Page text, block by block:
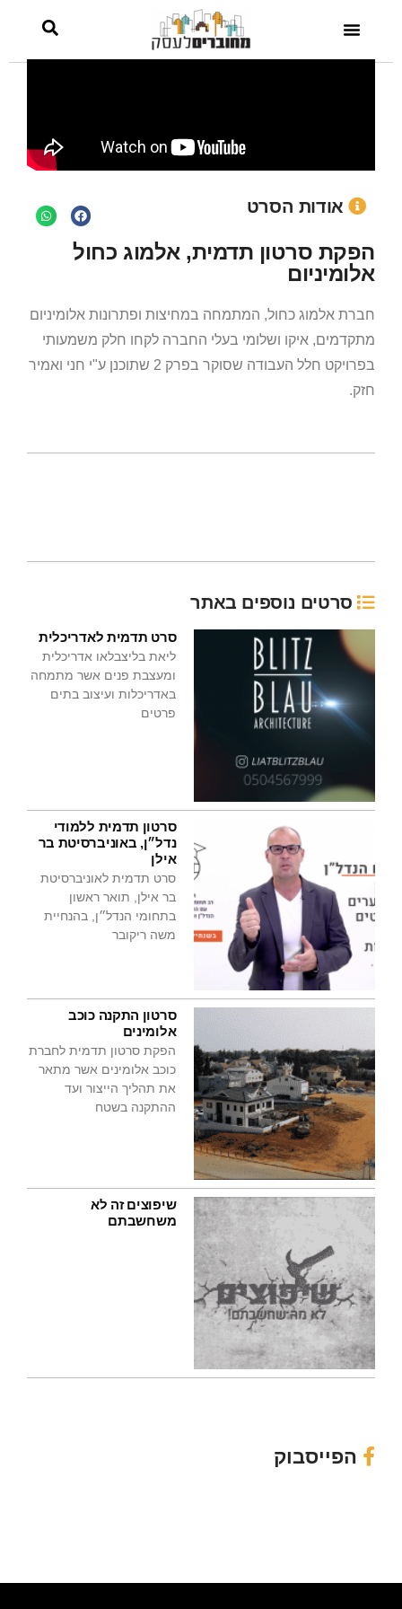
אודות הסרט
הפקת סרטון תדמית, אלמוג כחול
אלומיניום
חברת אלמוג כחול, המתמחה במחיצות ופתרונות אלומיניום
מתקדמים, איקו ושלומי בעלי החברה לקחו חלק משמעותי
בפרויקט חלל העבודה שסוקר בפרק 2 שתוכנן ע"י חני ואמיר
חזק.
סרטים נוספים באתר
סרט תדמית לאדריכלית
ליאת בליצבלאו אדריכלית
ומעצבת פנים אשר מתמחה
באדריכלות ועיצוב בתים
פרטים
סרטון תדמית ללמודי
נדל״ן, באוניברסיטת בר
אילן
סרט תדמית לאוניברסיטת
בר אילן, תואר ראשון
בתחומי הנדל״ן, בהנחיית
משה ריקובר
סרטון התקנה כוכב
אלומינים
הפקת סרטון תדמית לחברת
כוכב אלומינים אשר מתאר
את תהליך הייצור ועד
ההתקנה בשטח
שיפוצים זה לא
משחשבתם
הפייסבוק